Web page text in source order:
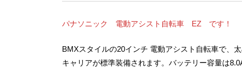
パナソニック 電動アシスト自転車 EZ です！
BMXスタイルの20インチ 電動アシスト自転車で、
キャリアが標準装備されます。バッテリー容量は